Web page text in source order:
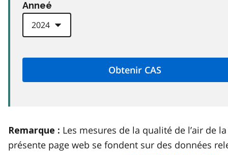
Anneé
Remarque : Les mesures de la qualité de l’air de la
présente page web se fondent sur des données